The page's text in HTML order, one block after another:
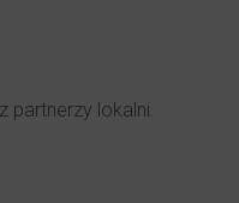
partnerzy lokalni.